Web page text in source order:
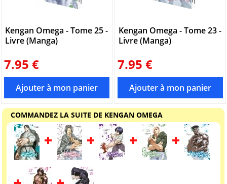
Kengan Omega - Tome 25 -
Livre (Manga)
7.95 €
Kengan Omega - Tome 23 -
Livre (Manga)
7.95 €
COMMANDEZ LA SUITE DE KENGAN OMEGA